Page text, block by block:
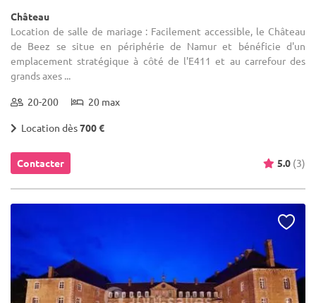
Château
Location de salle de mariage : Facilement accessible, le Château
de Beez se situe en périphérie de Namur et bénéficie d'un
emplacement stratégique à côté de l'E411 et au carrefour des
grands axes ...
20-200 20 max
Location dès700 €
Contacter 5.0 (3)